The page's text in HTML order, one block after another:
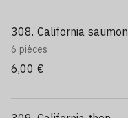
308. California saumon
6 pièces
6,00 €